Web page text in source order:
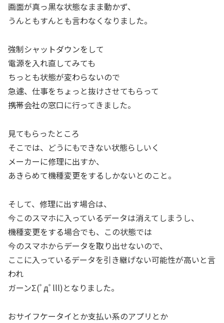
画面が真っ黒な状態なまま動かず、
うんともすんとも言わなくなりました。
強制シャットダウンをして
電源を入れ直してみても
ちっとも状態が変わらないので
急遽、仕事をちょっと抜けさせてもらって
携帯会社の窓口に行ってきました。
見てもらったところ
そこでは、どうにもできない状態らしいく
メーカーに修理に出すか、
あきらめて機種変更をするしかないとのこと。
そして、修理に出す場合は、
今このスマホに入っているデータは消えてしまうし、
機種変更をする場合でも、この状態では
今のスマホからデータを取り出せないので、
ここに入っているデータを引き継げない可能性が高いと言
われ
ガーンΣ(ﾟдﾟlll)となりました。
おサイフケータイとか支払い系のアプリとか